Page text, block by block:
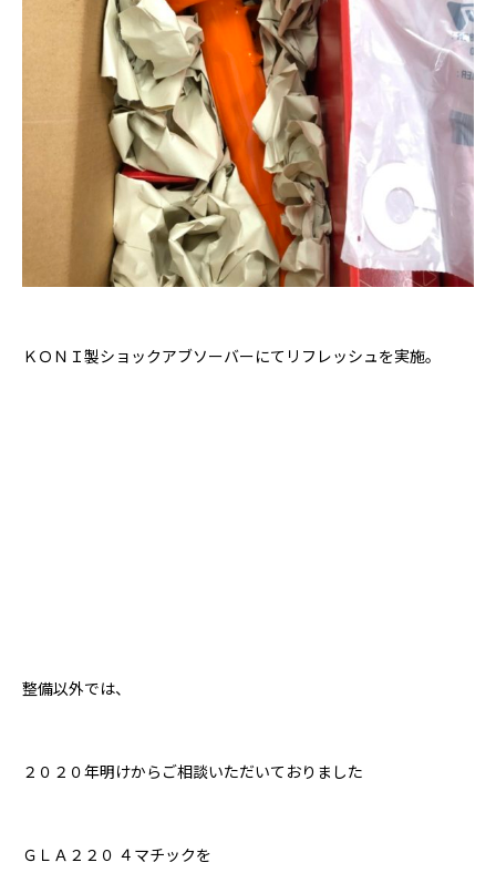
ＫＯＮＩ製ショックアブソーバーにてリフレッシュを実施。
整備以外では、
２０２０年明けからご相談いただいておりました
ＧＬＡ２２０ ４マチックを